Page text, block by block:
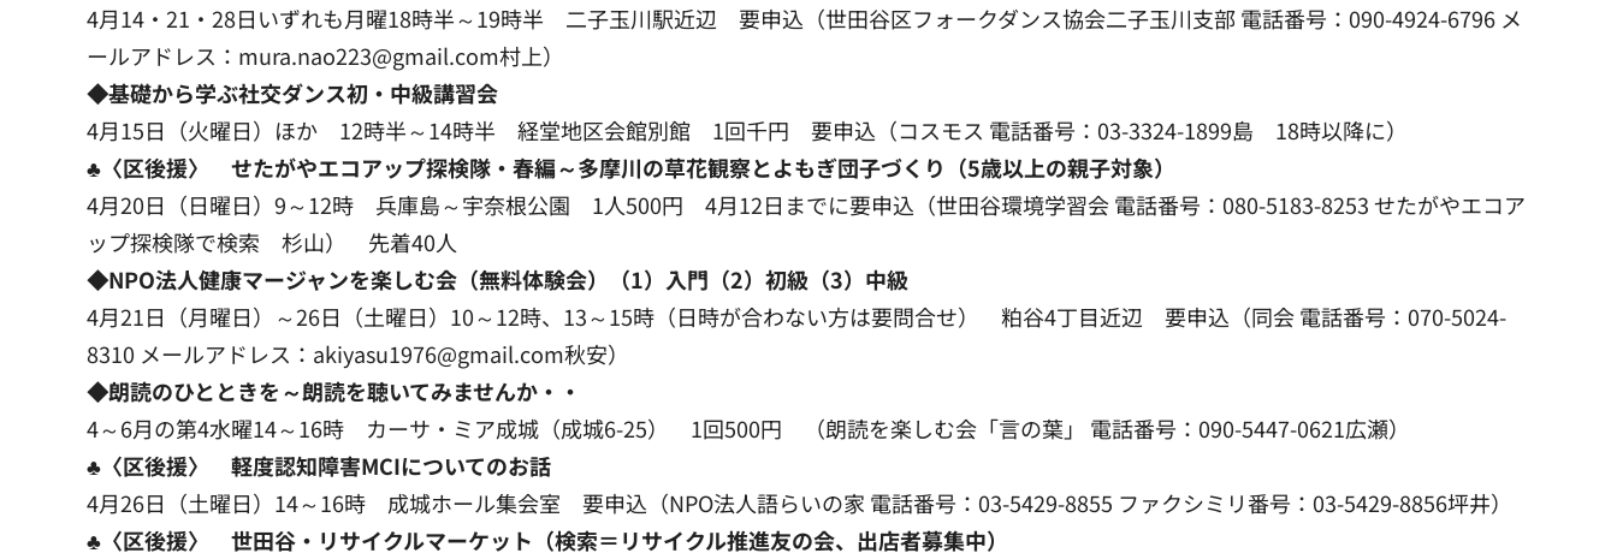
4月14・21・28日いずれも月曜18時半～19時半 二子玉川駅近辺 要申込（世田谷区フォークダンス協会二子玉川支部 電話番号：090-4924-6796 メ
ールアドレス：mura.nao223@gmail.com村上）
◆基礎から学ぶ社交ダンス初・中級講習会
4月15日（火曜日）ほか 12時半～14時半 経堂地区会館別館 1回千円 要申込（コスモス 電話番号：03-3324-1899島 18時以降に）
♣〈区後援〉 せたがやエコアップ探検隊・春編～多摩川の草花観察とよもぎ団子づくり（5歳以上の親子対象）
4月20日（日曜日）9～12時 兵庫島～宇奈根公園 1人500円 4月12日までに要申込（世田谷環境学習会 電話番号：080-5183-8253 せたがやエコア
ップ探検隊で検索 杉山） 先着40人
◆NPO法人健康マージャンを楽しむ会（無料体験会）（1）入門（2）初級（3）中級
4月21日（月曜日）～26日（土曜日）10～12時、13～15時（日時が合わない方は要問合せ） 粕谷4丁目近辺 要申込（同会 電話番号：070-5024-
8310 メールアドレス：akiyasu1976@gmail.com秋安）
◆朗読のひとときを～朗読を聴いてみませんか・・
4～6月の第4水曜14～16時 カーサ・ミア成城（成城6-25） 1回500円 （朗読を楽しむ会「言の葉」 電話番号：090-5447-0621広瀬）
♣〈区後援〉 軽度認知障害MCIについてのお話
4月26日（土曜日）14～16時 成城ホール集会室 要申込（NPO法人語らいの家 電話番号：03-5429-8855 ファクシミリ番号：03-5429-8856坪井）
♣〈区後援〉 世田谷・リサイクルマーケット（検索＝リサイクル推進友の会、出店者募集中）